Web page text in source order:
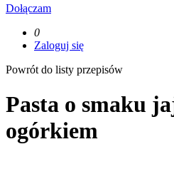
Dołączam
0
Zaloguj się
Powrót do listy przepisów
Pasta o smaku
ogórkiem